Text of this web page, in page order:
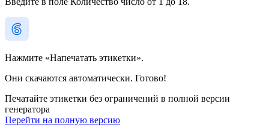
Нажмите «Напечатать этикетки».
Они скачаются автоматически. Готово!
Печатайте этикетки без ограничений в полной версии
генератора
Перейти на полную версию